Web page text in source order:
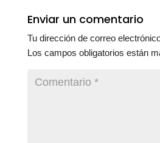
Enviar un comentario
Tu dirección de correo
Los campos obligatorios están